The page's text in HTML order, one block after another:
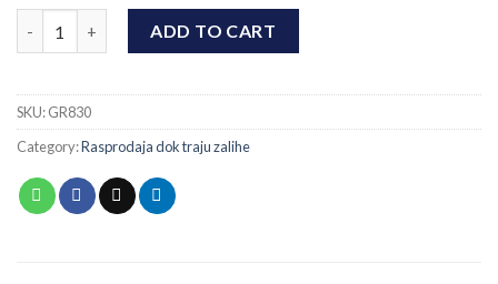
ADD TO CART
SKU:GR830
Category:Rasprodaja dok traju zalihe